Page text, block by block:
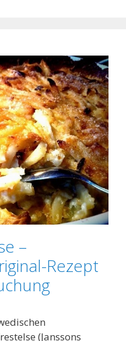
–
Rezept
(Janssons